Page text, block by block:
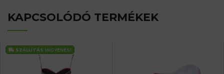
KAPCSOLÓDÓ TERMÉKEK
SZÁLLÍTÁS INGYENES!